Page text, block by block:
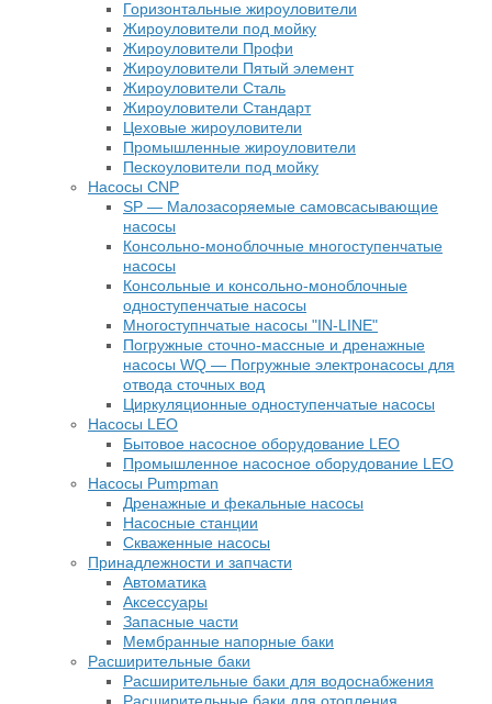
Горизонтальные жироуловители
Жироуловители под мойку
Жироуловители Профи
Жироуловители Пятый элемент
Жироуловители Сталь
Жироуловители Стандарт
Цеховые жироуловители
Промышленные жироуловители
Пескоуловители под мойку
Насосы CNP
SP — Малозасоряемые самовсасывающие
насосы
Консольно-моноблочные многоступенчатые
насосы
Консольные и консольно-моноблочные
одноступенчатые насосы
Многоступнчатые насосы "IN-LINE"
Погружные сточно-массные и дренажные
насосы WQ — Погружные электронасосы для
отвода сточных вод
Циркуляционные одноступенчатые насосы
Насосы LEO
Бытовое насосное оборудование LEO
Промышленное насосное оборудование LEO
Насосы Pumpman
Дренажные и фекальные насосы
Насосные станции
Скваженные насосы
Принадлежности и запчасти
Автоматика
Аксессуары
Запасные части
Мембранные напорные баки
Расширительные баки
Расширительные баки для водоснабжения
Расширительные баки для отопления